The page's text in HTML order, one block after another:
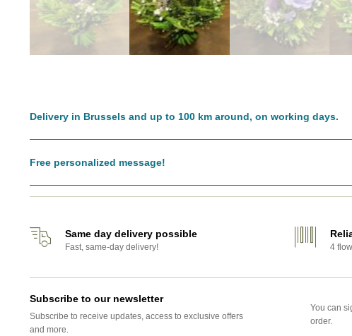
Delivery in Brussels and up to 100 km around, on working days.
Free personalized message!
Same day delivery possible
Fast, same-day delivery! 4
Subscribe to our newsletter
Subscribe to receive updates, access to exclusive offers
and more.
You can
order.